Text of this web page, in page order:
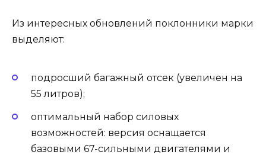
Из интересных обновлений поклонники марки
выделяют:
подросший багажный отсек (увеличен на
55 литров);
оптимальный набор силовых
возможностей: версия оснащается
базовыми 67-сильными двигателями и